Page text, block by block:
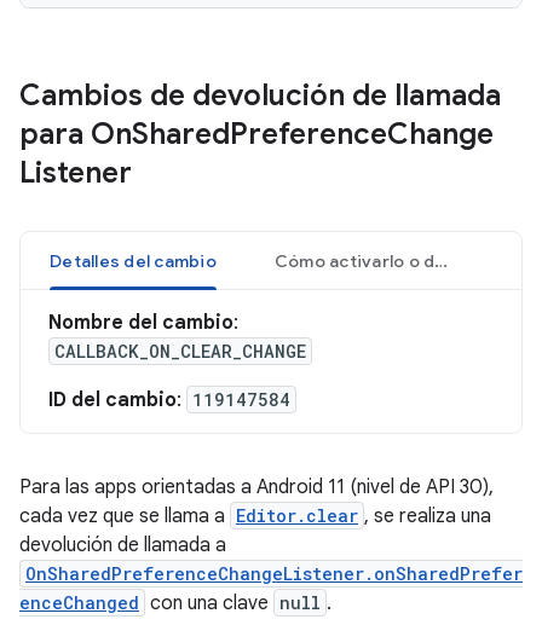
Cambios de devolución de llamada
para OnSharedPreferenceChange
Listener
Detalles del cambio Cómo activarlo o desactivarlo
Nombre del cambio:
CALLBACK_ON_CLEAR_CHANGE
ID del cambio: 119147584
Para las apps orientadas a Android 11 (nivel de API 30),
cada vez que se llama a Editor.clear , se realiza una
devolución de llamada a
OnSharedPreferenceChangeListener.onSharedPrefer
enceChanged con una clave null .